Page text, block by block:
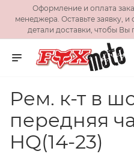
Оформление и оплата
менеджера. Оставьте заявку,
детали доставки, чтобы Вы
Рем. к-т в
передняя
HQ(14-23)